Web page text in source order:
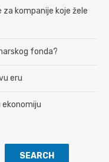
za kompanije koje žele
fonda?
eru
ekonomiju
SEARCH